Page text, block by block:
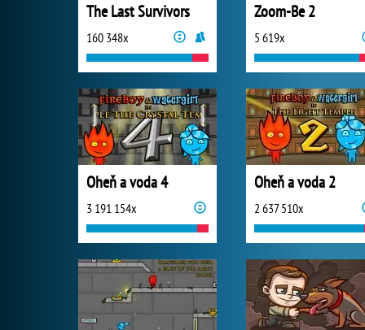
The Last Survivors
160 348x
Zoom-Be 2
5 619x
Oheň a voda 4
3 191 154x
Oheň a voda 2
2 637 510x